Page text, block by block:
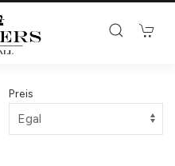
Preis